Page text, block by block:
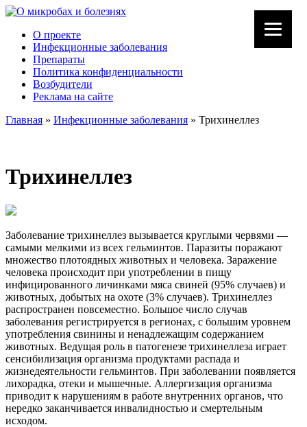
О проекте
Инфекционные заболевания
Препараты
Политика конфиденциальности
Возбудители
Реклама на сайте
Главная » Инфекционные заболевания » Трихинеллез
Трихинеллез
Заболевание трихинеллез вызывается круглыми червями —
самыми мелкими из всех гельминтов. Паразиты поражают
множество плотоядных животных и человека. Заражение
человека происходит при употреблении в пищу
инфицированного личинками мяса свиней (95% случаев) и
животных, добытых на охоте (3% случаев). Трихинеллез
распространен повсеместно. Большое число случав
заболевания регистрируется в регионах, с большим уровнем
употребления свинины и ненадлежащим содержанием
животных. Ведущая роль в патогенезе трихинеллеза играет
сенсибилизация организма продуктами распада и
жизнедеятельности гельминтов. При заболевании появляется
лихорадка, отеки и мышечные. Аллергизация организма
приводит к нарушениям в работе внутренних органов, что
нередко заканчивается инвалидностью и смертельным
исходом.